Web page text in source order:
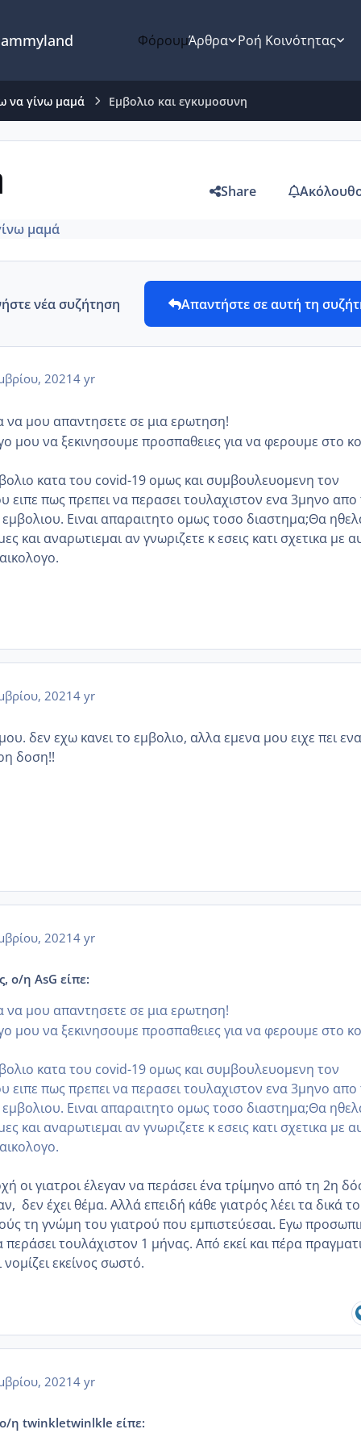
ΦόρουμΆρθρα Ροή Κοινότητας
να γίνω μαμά Εμβολιο και εγκυμοσυνη
Share
μαμά
νέα συζήτηση Απαντήστε σε αυτή τη
20214 yr
να μου απαντησετε σε μια ερωτηση!
μου να ξεκινησουμε προσπαθειες για να φερουμε στο
κατα του covid-19 ομως και συμβουλευομενη τον
ειπε πως πρεπει να περασει τουλαχιστον ενα 3μηνο απο
Ειναι απαραιτητο ομως τοσο διαστημα;Θα
και αναρωτιεμαι αν γνωριζετε κ εσεις κατι σχετικα με
20214 yr
δεν εχω κανει το εμβολιο, αλλα εμενα μου ειχε πει ενα
δοση!!
20214 yr
ο/η AsG είπε:
να μου απαντησετε σε μια ερωτηση!
μου να ξεκινησουμε προσπαθειες για να φερουμε στο
κατα του covid-19 ομως και συμβουλευομενη τον
ειπε πως πρεπει να περασει τουλαχιστον ενα 3μηνο απο
Ειναι απαραιτητο ομως τοσο διαστημα;Θα
και αναρωτιεμαι αν γνωριζετε κ εσεις κατι σχετικα με
οι γιατροι έλεγαν να περάσει ένα τρίμηνο από τη 2η
δεν έχει θέμα. Αλλά επειδή κάθε γιατρός λέει τα δικά
τη γνώμη του γιατρού που εμπιστεύεσαι. Εγω
τουλάχιστον 1 μήνας. Από εκεί και πέρα
εκείνος σωστό.
20214 yr
η twinkletwinlkle είπε: